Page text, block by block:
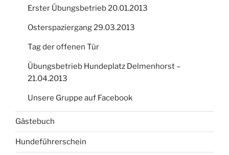
Erster Übungsbetrieb 20.01.2013
Osterspaziergang 29.03.2013
Tag der offenen Tür
Übungsbetrieb Hundeplatz Delmenhorst –
21.04.2013
Unsere Gruppe auf Facebook
Gästebuch
Hundeführerschein